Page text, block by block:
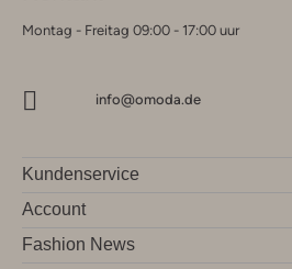
Montag - Freitag 09:00 - 17:00 uur
info@omoda.de
Kundenservice
Account
Fashion News